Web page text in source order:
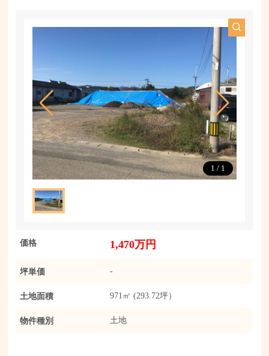
1 / 1
価格 1,470万円
坪単価 -
土地面積 971㎡ (293.72坪）
物件種別 土地